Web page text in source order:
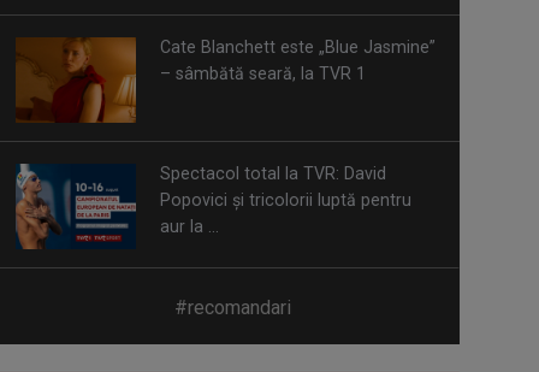
Cate Blanchett este „Blue Jasmine”
– sâmbătă seară, la TVR 1
Spectacol total la TVR: David
Popovici și tricolorii luptă pentru
aur la ...
Prima câştigătoare a trofeului
TVR ...
#recomandari